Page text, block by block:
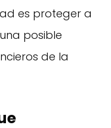
es proteger a
posible
de la